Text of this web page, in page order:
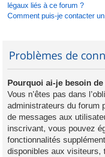
légaux liés à ce forum ?
Comment puis-je contacter
Problèmes de
Pourquoi ai-je besoin
Vous n’êtes pas dans
administrateurs du forum
de messages aux
inscrivant, vous pouvez
fonctionnalités
disponibles aux visiteurs,